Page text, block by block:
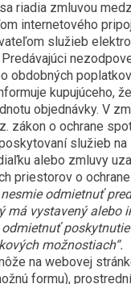
riadia zmluvou
internetového
služieb
obdobných
kupujúceho,
objednávky. V
zákon o ochrane
služieb
alebo zmluvy
priestorov o
nesmie odmietnuť
má vystavený alebo
možnostiach“.
na webovej
formu),